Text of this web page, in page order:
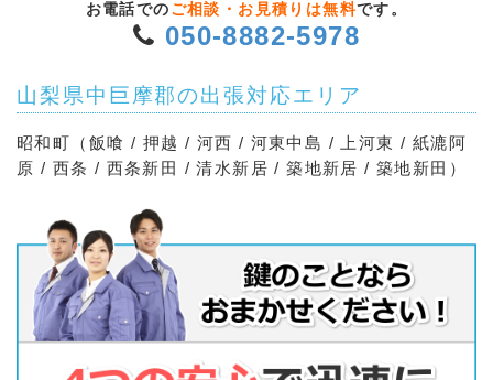
お電話での ご相談・お見積りは無料です。
050-8882-5978
山梨県中巨摩郡の出張対応エリア
昭和町（飯喰 / 押越 / 河西 / 河東中島 / 上河東 / 紙漉阿
原 / 西条 / 西条新田 / 清水新居 / 築地新居 / 築地新田）